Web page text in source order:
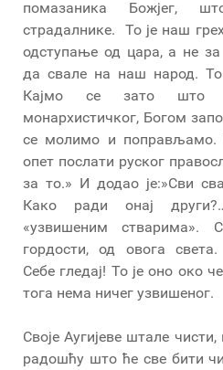
помазаника Божјег,
страдалнике. То је наш
одступање од цара, а не за
да свале на наш народ. То
Кајмо се зато што
монархистичког, Богом
се молимо и
опет послати руског
за то.» И додао је:»Сви
Како ради онај
«узвишеним
гордости, од овога
Себе гледај! То је оно око
тога нема ничег узвишеног.
Своје Аугијеве штале
радошћу што ће све бити